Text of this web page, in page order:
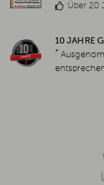
Über 20
10 JAHRE
*